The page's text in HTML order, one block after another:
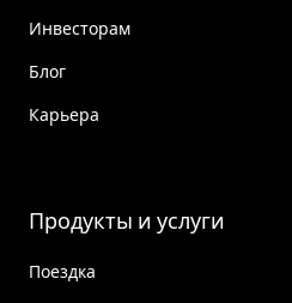
Инвесторам
Блог
Карьера
Продукты и услуги
Поездка